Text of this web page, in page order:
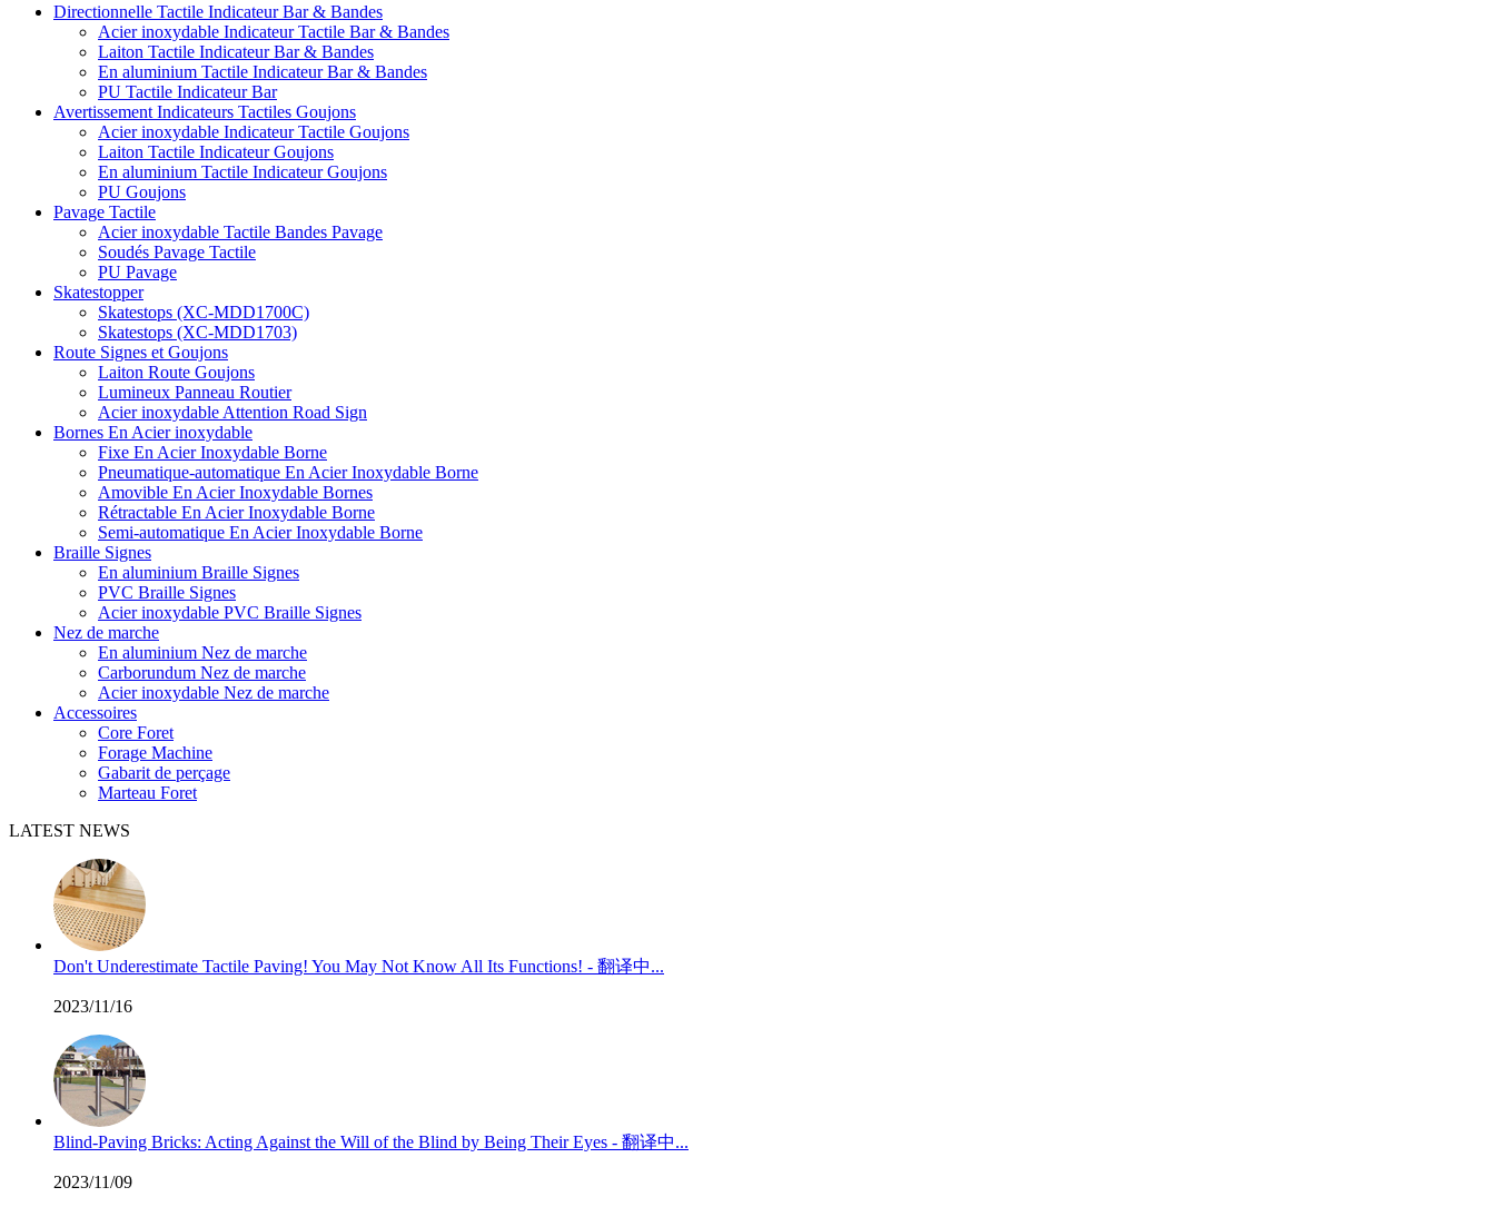
Directionnelle Tactile Indicateur Bar & Bandes
Acier inoxydable Indicateur Tactile Bar & Bandes
Laiton Tactile Indicateur Bar & Bandes
En aluminium Tactile Indicateur Bar & Bandes
PU Tactile Indicateur Bar
Avertissement Indicateurs Tactiles Goujons
Acier inoxydable Indicateur Tactile Goujons
Laiton Tactile Indicateur Goujons
En aluminium Tactile Indicateur Goujons
PU Goujons
Pavage Tactile
Acier inoxydable Tactile Bandes Pavage
Soudés Pavage Tactile
PU Pavage
Skatestopper
Skatestops (XC-MDD1700C)
Skatestops (XC-MDD1703)
Route Signes et Goujons
Laiton Route Goujons
Lumineux Panneau Routier
Acier inoxydable Attention Road Sign
Bornes En Acier inoxydable
Fixe En Acier Inoxydable Borne
Pneumatique-automatique En Acier Inoxydable Borne
Amovible En Acier Inoxydable Bornes
Rétractable En Acier Inoxydable Borne
Semi-automatique En Acier Inoxydable Borne
Braille Signes
En aluminium Braille Signes
PVC Braille Signes
Acier inoxydable PVC Braille Signes
Nez de marche
En aluminium Nez de marche
Carborundum Nez de marche
Acier inoxydable Nez de marche
Accessoires
Core Foret
Forage Machine
Gabarit de perçage
Marteau Foret
LATEST NEWS
Don't Underestimate Tactile Paving! You May Not Know All Its Functions! - 翻译中...
2023/11/16
Blind-Paving Bricks: Acting Against the Will of the Blind by Being Their Eyes - 翻译中...
2023/11/09